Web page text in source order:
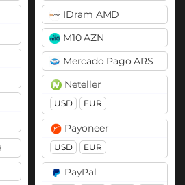
IDram AMD
M10 AZN
Mercado Pago ARS
Neteller
USD EUR
Payoneer
USD EUR
PayPal